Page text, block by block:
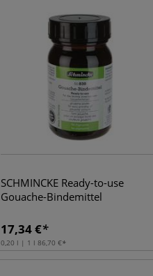
SCHMINCKE Ready-to-use
Gouache-Bindemittel
17,34€
0,20 l | 1 l 86,70 €